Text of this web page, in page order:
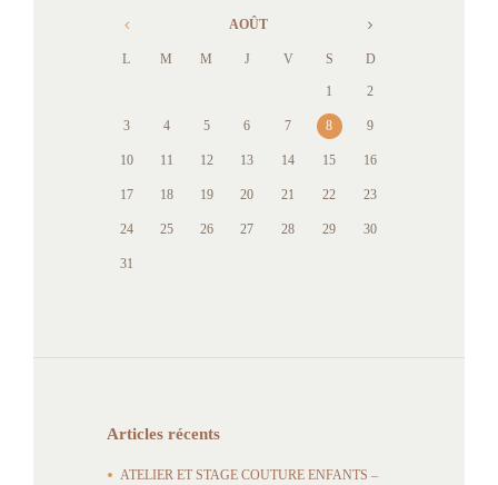
AOÛT
L M M J V S D
1 2
3 4 5 6 7 8 9
10 11 12 13 14 15 16
17 18 19 20 21 22 23
24 25 26 27 28 29 30
31
Articles récents
ATELIER ET STAGE COUTURE ENFANTS –